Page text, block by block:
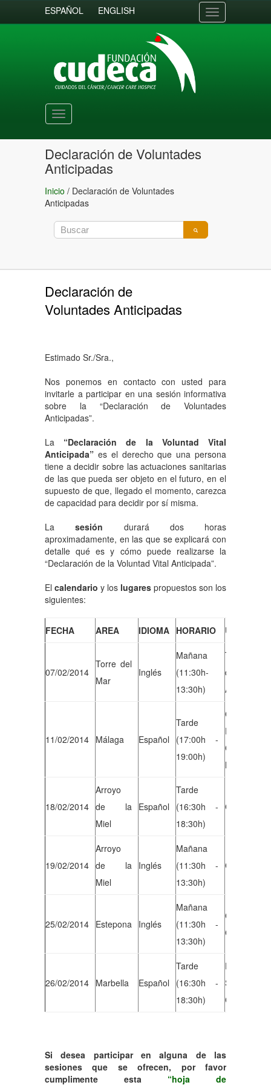
ESPAÑOL ENGLISH
Toggle
navigation
Toggle
navigation
Declaración de Voluntades
Anticipadas
Inicio / Declaración de Voluntades
Anticipadas
Declaración de
Voluntades Anticipadas
Estimado Sr./Sra.,
Nos ponemos en contacto con usted para
invitarle a participar en una sesión informativa
sobre la “Declaración de Voluntades
Anticipadas”.
La “Declaración de la Voluntad Vital
Anticipada” es el derecho que una persona
tiene a decidir sobre las actuaciones sanitarias
de las que pueda ser objeto en el futuro, en el
supuesto de que, llegado el momento, carezca
de capacidad para decidir por sí misma.
Lasesión durará dos horas
aproximadamente, en las que se explicará con
detalle qué es y cómo puede realizarse la
“Declaración de la Voluntad Vital Anticipada”.
El calendario y los lugares propuestos son los
siguientes:
FECHA AREA IDIOMA HORARIO
07/02/2014
Torre del
Mar
Inglés
Mañana
(11:30h-
13:30h)
Tenencia
del Mar
Azaga nº 1
11/02/2014 Málaga Español
Tarde
(17:00h -
19:00h)
Centro
C/
Molina nº1
18/02/2014
Arroyo
de la
Miel
Español
Tarde
(16:30h -
18:30h)
Centro
19/02/2014
Arroyo
de la
Miel
Inglés
Mañana
(11:30h -
13:30h)
Centro
25/02/2014 Estepona Inglés
Mañana
(11:30h -
13:30h)
Club
C/ San
26/02/2014 Marbella Español
Tarde
(16:30h -
18:30h)
Social
C/
Si desea participar en alguna de las
sesiones
que se ofrecen, por favor
cumplimente esta
“hoja de